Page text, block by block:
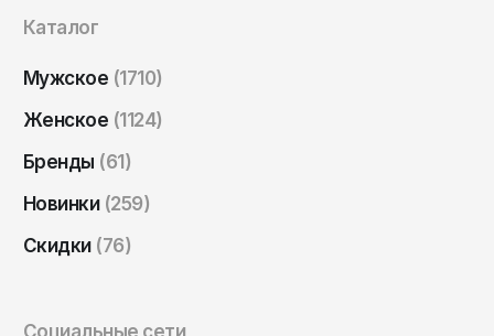
Каталог
Мужское (1710)
Женское (1124)
Бренды (61)
Новинки (259)
Скидки (76)
Социальные сети
Саратов
Сергиев Посад
Симферополь
Смоленск
Сочи
Ставрополь
Стерлитамак